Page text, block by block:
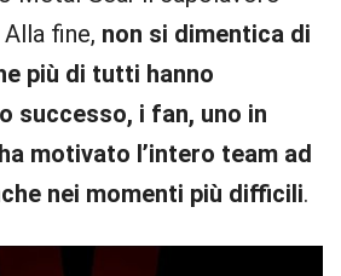
fine, non si dimentica di
più di tutti hanno
successo, i fan, uno in
motivato l’intero team ad
nei momenti più difficili.